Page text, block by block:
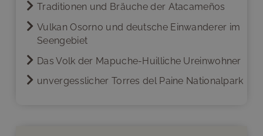
Traditionen und Bräuche der Atacameños
Vulkan Osorno und deutsche Einwanderer im
Seengebiet
Das Volk der Mapuche-Huilliche Ureinwohner
unvergesslicher Torres del Paine Nationalpark